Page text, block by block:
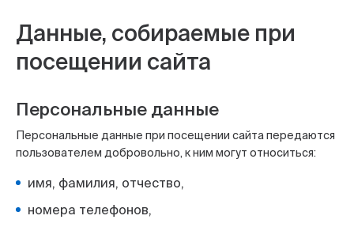
Данные, собираемые при
посещении сайта
Персональные данные
Персональные данные при посещении сайта передаются
пользователем добровольно, к ним могут относиться:
имя, фамилия, отчество,
номера телефонов,